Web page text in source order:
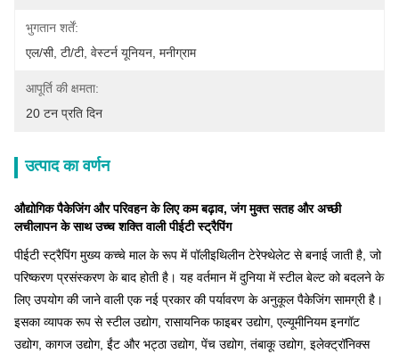
भुगतान शर्तें:
एल/सी, टी/टी, वेस्टर्न यूनियन, मनीग्राम
आपूर्ति की क्षमता:
20 टन प्रति दिन
उत्पाद का वर्णन
औद्योगिक पैकेजिंग और परिवहन के लिए कम बढ़ाव, जंग मुक्त सतह और अच्छी
लचीलापन के साथ उच्च शक्ति वाली पीईटी स्ट्रैपिंग
पीईटी स्ट्रैपिंग मुख्य कच्चे माल के रूप में पॉलीइथिलीन टेरेफ्थेलेट से बनाई जाती है, जो
परिष्करण प्रसंस्करण के बाद होती है। यह वर्तमान में दुनिया में स्टील बेल्ट को बदलने के
लिए उपयोग की जाने वाली एक नई प्रकार की पर्यावरण के अनुकूल पैकेजिंग सामग्री है।
इसका व्यापक रूप से स्टील उद्योग, रासायनिक फाइबर उद्योग, एल्यूमीनियम इनगॉट
उद्योग, कागज उद्योग, ईंट और भट्ठा उद्योग, पेंच उद्योग, तंबाकू उद्योग, इलेक्ट्रॉनिक्स